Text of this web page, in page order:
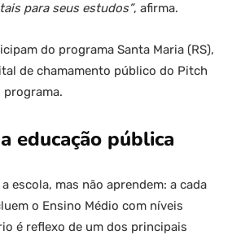
para seus estudos”, afirma.
do programa Santa Maria (RS),
de chamamento público do Pitch
educação pública
escola, mas não aprendem: a cada
o Ensino Médio com níveis
é reflexo de um dos principais